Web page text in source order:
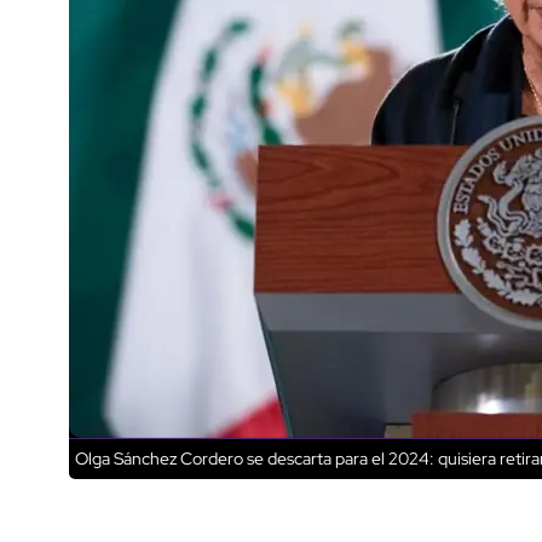
Olga Sánchez Cordero se descarta para el 2024: quisiera